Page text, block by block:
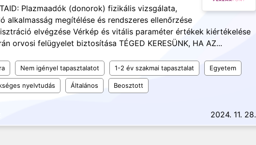
Plazmaadók (donorok) fizikális vizsgálata,
alkalmasság megítélése és rendszeres ellenőrzése
elvégzése Vérkép és vitális paraméter értékek kiértékelése
orvosi felügyelet biztosítása TÉGED KERESÜNK, HA AZ...
Nem igényel tapasztalatot 1-2 év szakmai tapasztalat Egyetem
nyelvtudás Általános Beosztott
2024. 11. 28.